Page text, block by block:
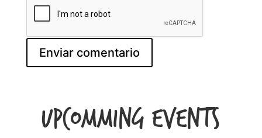
Upcomming Events